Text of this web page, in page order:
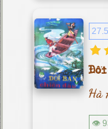
Đôi
Hà
👁